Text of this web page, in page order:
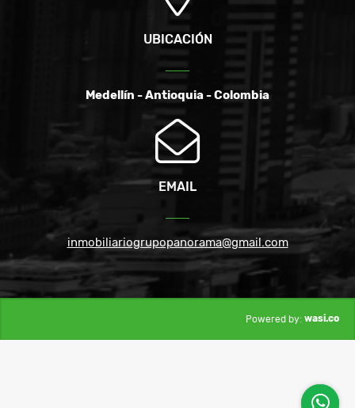
UBICACIÓN
Medellín - Antioquia - Colombia
EMAIL
inmobiliariogrupopanorama@gmail.com
Powered by: wasi.co